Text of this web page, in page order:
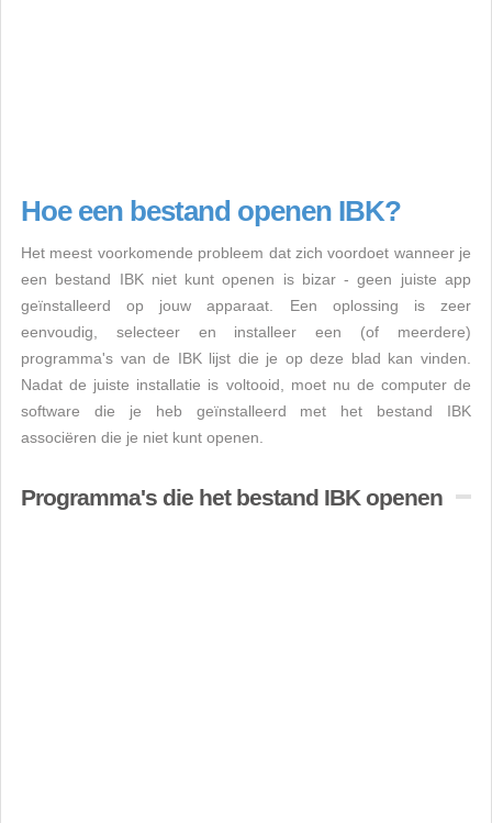
Hoe een bestand openen IBK?
Het meest voorkomende probleem dat zich voordoet wanneer je
een bestand IBK niet kunt openen is bizar - geen juiste app
geïnstalleerd op jouw apparaat. Een oplossing is zeer
eenvoudig, selecteer en installeer een (of meerdere)
programma's van de IBK lijst die je op deze blad kan vinden.
Nadat de juiste installatie is voltooid, moet nu de computer de
software die je heb geïnstalleerd met het bestand IBK
associëren die je niet kunt openen.
Programma's die het bestand IBK openen